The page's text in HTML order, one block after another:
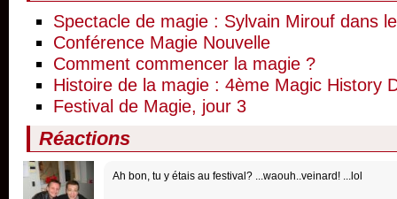
Spectacle de magie : Sylvain Mirouf dans
Conférence Magie Nouvelle
Comment commencer la magie ?
Histoire de la magie : 4ème Magic History
Festival de Magie, jour 3
Réactions
Ah bon, tu y étais au festival? ...waouh..veinard! ...lol